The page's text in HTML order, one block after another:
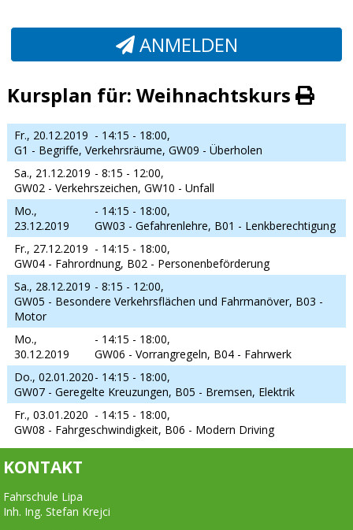
ANMELDEN
Kursplan für: Weihnachtskurs
Fr., 20.12.2019 - 14:15 - 18:00,
G1 - Begriffe, Verkehrsräume, GW09 - Überholen
Sa., 21.12.2019 - 8:15 - 12:00,
GW02 - Verkehrszeichen, GW10 - Unfall
Mo.,
23.12.2019
- 14:15 - 18:00,
GW03 - Gefahrenlehre, B01 - Lenkberechtigung
Fr., 27.12.2019 - 14:15 - 18:00,
GW04 - Fahrordnung, B02 - Personenbeförderung
Sa., 28.12.2019 - 8:15 - 12:00,
GW05 - Besondere Verkehrsflächen und Fahrmanöver, B03 -
Motor
Mo.,
30.12.2019
- 14:15 - 18:00,
GW06 - Vorrangregeln, B04 - Fahrwerk
Do., 02.01.2020- 14:15 - 18:00,
GW07 - Geregelte Kreuzungen, B05 - Bremsen, Elektrik
Fr., 03.01.2020 - 14:15 - 18:00,
GW08 - Fahrgeschwindigkeit, B06 - Modern Driving
KONTAKT
Fahrschule Lipa
Inh. Ing. Stefan Krejci